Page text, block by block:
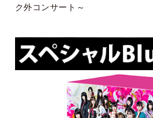
ク外コンサート～